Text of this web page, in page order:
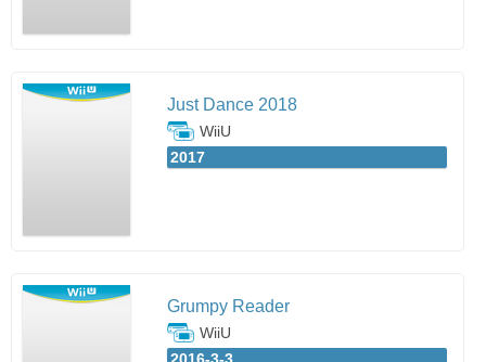
Just Dance 2018
WiiU
2017
Grumpy Reader
WiiU